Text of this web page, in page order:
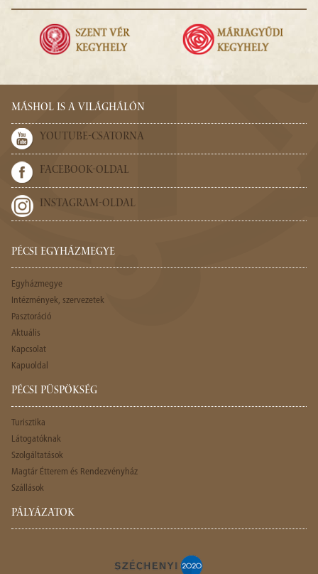
MÁSHOL IS A VILÁGHÁLÓN
YOUTUBE-CSATORNA
FACEBOOK-OLDAL
INSTAGRAM-OLDAL
PÉCSI EGYHÁZMEGYE
Egyházmegye
Intézmények, szervezetek
Pasztoráció
Aktuális
Kapcsolat
Kapuoldal
PÉCSI PÜSPÖKSÉG
Turisztika
Látogatóknak
Szolgáltatások
Magtár Étterem és Rendezvényház
Szállások
PÁLYÁZATOK